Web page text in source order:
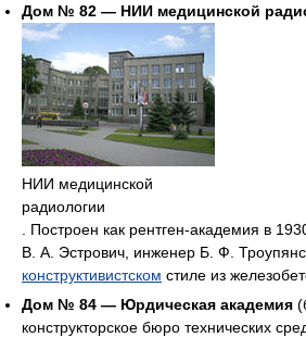
Дом № 82 — НИИ медицинской
НИИ медицинской
радиологии
. Построен как рентген-академия в
В. А. Эстрович, инженер Б. Ф.
конструктивистском стиле из
Дом № 84 — Юрдическая академия
конструкторское бюро технических